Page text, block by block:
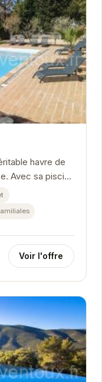
havre de
Avec sa piscine
Voir l'offre